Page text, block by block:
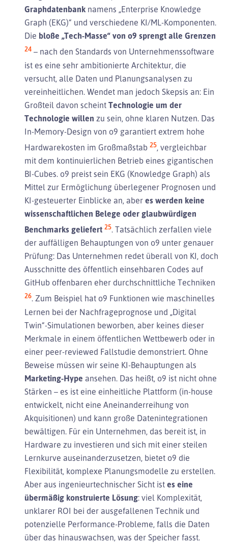
Graphdatenbank namens „Enterprise Knowledge
Graph (EKG)“ und verschiedene KI/ML-Komponenten.
Die bloße „Tech-Masse“ von o9 sprengt alle Grenzen
24 – nach den Standards von Unternehmenssoftware
ist es eine sehr ambitionierte Architektur, die
versucht, alle Daten und Planungsanalysen zu
vereinheitlichen. Wendet man jedoch Skepsis an: Ein
Großteil davon scheint Technologie um der
Technologie willen zu sein, ohne klaren Nutzen. Das
In-Memory-Design von o9 garantiert extrem hohe
Hardwarekosten im Großmaßstab 25, vergleichbar
mit dem kontinuierlichen Betrieb eines gigantischen
BI-Cubes. o9 preist sein EKG (Knowledge Graph) als
Mittel zur Ermöglichung überlegener Prognosen und
KI-gesteuerter Einblicke an, aber es werden keine
wissenschaftlichen Belege oder glaubwürdigen
Benchmarks geliefert 25. Tatsächlich zerfallen viele
der auffälligen Behauptungen von o9 unter genauer
Prüfung: Das Unternehmen redet überall von KI, doch
Ausschnitte des öffentlich einsehbaren Codes auf
GitHub offenbaren eher durchschnittliche Techniken
26. Zum Beispiel hat o9 Funktionen wie maschinelles
Lernen bei der Nachfrageprognose und „Digital
Twin“-Simulationen beworben, aber keines dieser
Merkmale in einem öffentlichen Wettbewerb oder in
einer peer-reviewed Fallstudie demonstriert. Ohne
Beweise müssen wir seine KI-Behauptungen als
Marketing-Hype ansehen. Das heißt, o9 ist nicht ohne
Stärken – es ist eine einheitliche Plattform (in-house
entwickelt, nicht eine Aneinanderreihung von
Akquisitionen) und kann große Datenintegrationen
bewältigen. Für ein Unternehmen, das bereit ist, in
Hardware zu investieren und sich mit einer steilen
Lernkurve auseinanderzusetzen, bietet o9 die
Flexibilität, komplexe Planungsmodelle zu erstellen.
Aber aus ingenieurtechnischer Sicht ist es eine
übermäßig konstruierte Lösung: viel Komplexität,
unklarer ROI bei der ausgefallenen Technik und
potenzielle Performance-Probleme, falls die Daten
über das hinauswachsen, was der Speicher fasst.